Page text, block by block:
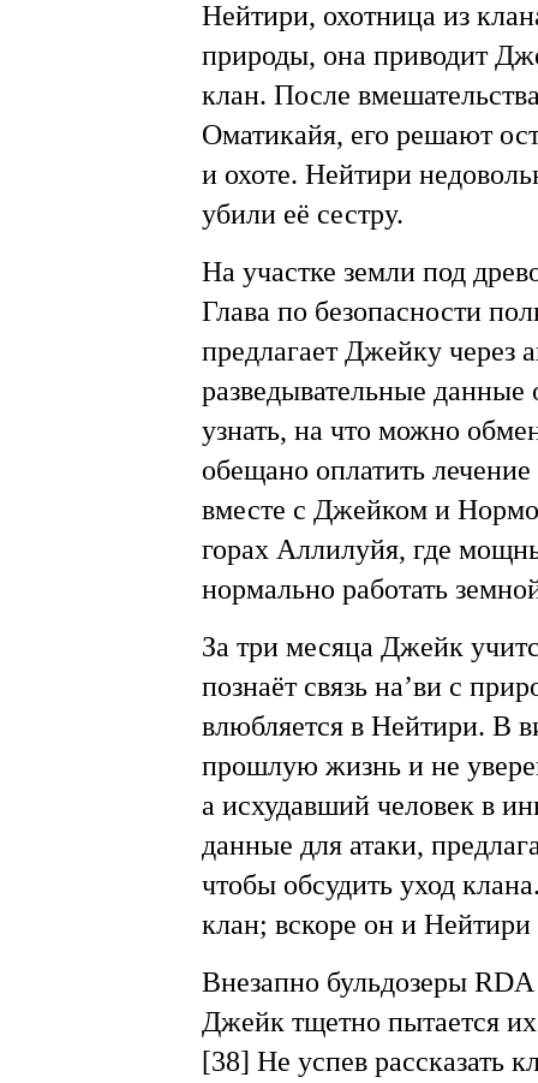
Нейтири, охотница из
природы, она приводит
клан. После
Оматикайя, его решают
и охоте. Нейтири
убили её сестру.
На участке земли под
Глава по безопасности
предлагает Джейку через
разведывательные
узнать, на что можно
обещано оплатить
вместе с Джейком и
горах Аллилуйя, где
нормально работать
За три месяца Джейк
познаёт связь на’ви с
влюбляется в Нейтири. В
прошлую жизнь и не
а исхудавший человек в
данные для атаки,
чтобы обсудить уход
клан; вскоре он и Нейтири
Внезапно бульдозеры
Джейк тщетно пытается
[38] Не успев рассказать